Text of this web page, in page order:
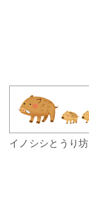
イノシシとうり坊